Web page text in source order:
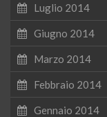
Luglio 2014
Giugno 2014
Marzo 2014
Febbraio 2014
Gennaio 2014